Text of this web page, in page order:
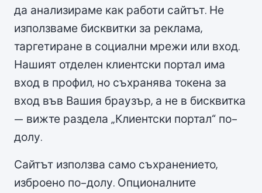
да анализираме как работи сайтът. Не
използваме бисквитки за реклама,
таргетиране в социални мрежи или вход.
Нашият отделен клиентски портал има
вход в профил, но съхранява токена за
вход във Вашия браузър, а не в бисквитка
— вижте раздела „Клиентски портал“ по-
долу.
Сайтът използва само съхранението,
изброено по-долу. Опционалните